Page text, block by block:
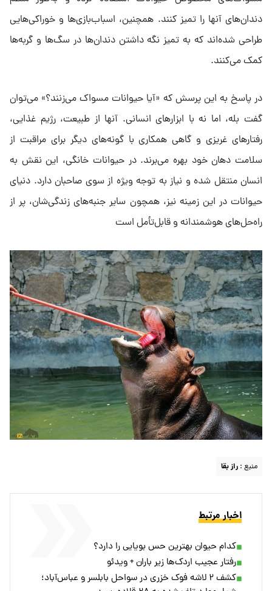
دندان‌های آنها را تمیز کنند. همچنین، اسباب‌بازی‌ها و خوراکی‌هایی
طراحی شده‌اند که به تمیز نگه داشتن دندان‌ها در سگ‌ها و گربه‌ها
کمک می‌کنند.
در پاسخ به این پرسش که «آیا حیوانات مسواک می‌زنند؟» می‌توان
گفت بله، اما نه با ابزار‌های انسانی. آنها از طبیعت، رژیم غذایی،
رفتار‌های غریزی و گاهی همکاری با گونه‌های دیگر برای مراقبت از
سلامت دهان خود بهره می‌برند. در حیوانات خانگی، این نقش به
انسان منتقل شده و نیاز به توجه ویژه از سوی صاحبان دارد. دنیای
حیوانات در این زمینه نیز، همچون سایر جنبه‌های زندگی‌شان، پر از
راه‌حل‌های هوشمندانه و قابل‌تأمل است
منبع : راز بقا
اخبار مرتبط
کدام حیوان بهترین حس بویایی را دارد؟
رفتار عجیب اردک‌ها زیر باران + ویدئو
کشف ۲ لاشه فوک خزری در سواحل بابلسر و عباس‌آباد؛